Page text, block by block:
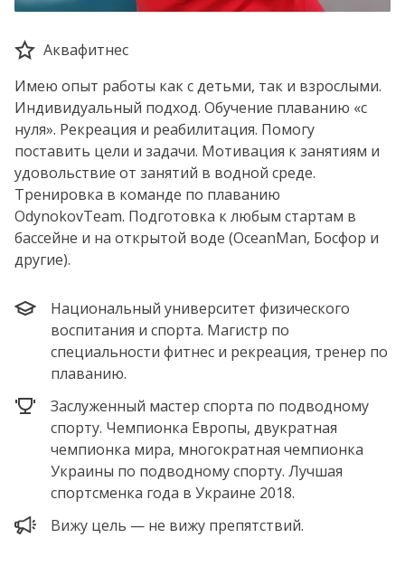
Аквафитнес
Имею опыт работы как с детьми, так и взрослыми.
Индивидуальный подход. Обучение плаванию «с
нуля». Рекреация и реабилитация. Помогу
поставить цели и задачи. Мотивация к занятиям и
удовольствие от занятий в водной среде.
Тренировка в команде по плаванию
OdynokovTeam. Подготовка к любым стартам в
бассейне и на открытой воде (OceanMan, Босфор и
другие).
Национальный университет физического
воспитания и спорта. Магистр по
специальности фитнес и рекреация, тренер по
плаванию.
Заслуженный мастер спорта по подводному
спорту. Чемпионка Европы, двукратная
чемпионка мира, многократная чемпионка
Украины по подводному спорту. Лучшая
спортсменка года в Украине 2018.
Вижу цель — не вижу препятствий.